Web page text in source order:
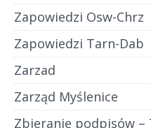
Zapowiedzi Osw-Chrz
Zapowiedzi Tarn-Dab
Zarzad
Zarząd Myślenice
Zbieranie podpisów –